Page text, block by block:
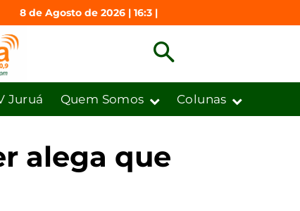
8 de Agosto de 2026 | 16:3 |
Juruá Quem Somos Colunas
alega que